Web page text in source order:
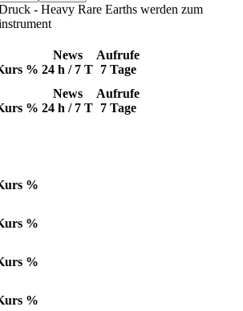
- Heavy Rare Earths werden zum
%
News
24 h / 7 T
Aufrufe
7 Tage
%
News
24 h / 7 T
Aufrufe
7 Tage
%
%
%
%